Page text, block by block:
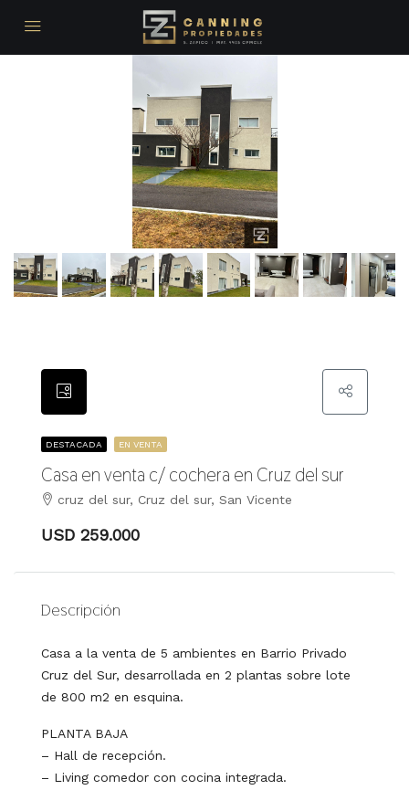
DESTACADA EN VENTA
Casa en venta c/ cochera en Cruz del sur
cruz del sur, Cruz del sur, San Vicente
USD 259.000
Descripción
Casa a la venta de 5 ambientes en Barrio Privado
Cruz del Sur, desarrollada en 2 plantas sobre lote
de 800 m2 en esquina.
PLANTA BAJA
– Hall de recepción.
– Living comedor con cocina integrada.